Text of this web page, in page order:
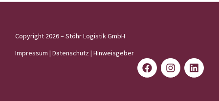
Copyright 2026 – Stöhr Logistik GmbH
Impressum |Datenschutz|Hinweisgeber